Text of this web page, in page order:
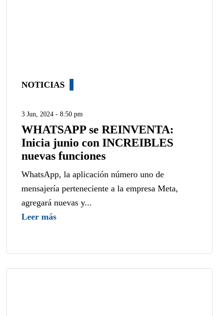
NOTICIAS
3 Jun, 2024 - 8:50 pm
WHATSAPP se REINVENTA:
Inicia junio con INCREIBLES
nuevas funciones
WhatsApp, la aplicación número uno de
mensajería perteneciente a la empresa Meta,
agregará nuevas y...
Leer más